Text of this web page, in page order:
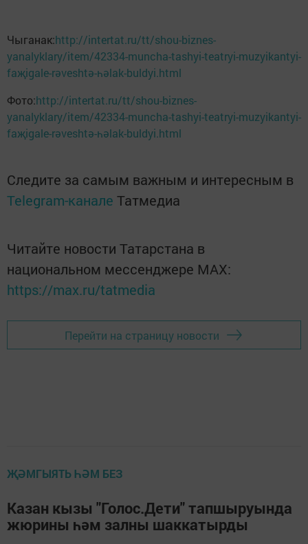
Чыганак:http://intertat.ru/tt/shou-biznes-
yanalyklary/item/42334-muncha-tashyi-teatryi-muzyikantyi-
faҗigale-rәveshtә-һәlak-buldyi.html
Фото:http://intertat.ru/tt/shou-biznes-
yanalyklary/item/42334-muncha-tashyi-teatryi-muzyikantyi-
faҗigale-rәveshtә-һәlak-buldyi.html
Следите за самым важным и интересным в
Telegram-канале Татмедиа
Читайте новости Татарстана в
национальном мессенджере MАХ:
https://max.ru/tatmedia
Перейти на страницу новости
ҖӘМГЫЯТЬ ҺӘМ БЕЗ
Казан кызы "Голос.Дети" тапшыруында
жюрины һәм залны шаккатырды